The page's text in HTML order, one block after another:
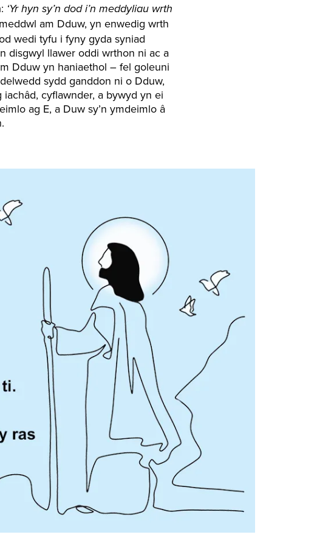
‘Yr hyn sy’n dod i’n meddyliau wrth
am Dduw, yn enwedig wrth
wedi tyfu i fyny gyda syniad
disgwyl llawer oddi wrthon ni ac a
Dduw yn haniaethol – fel goleuni
sydd ganddon ni o Dduw,
cyflawnder, a bywyd yn ei
ag E, a Duw sy’n ymdeimlo â